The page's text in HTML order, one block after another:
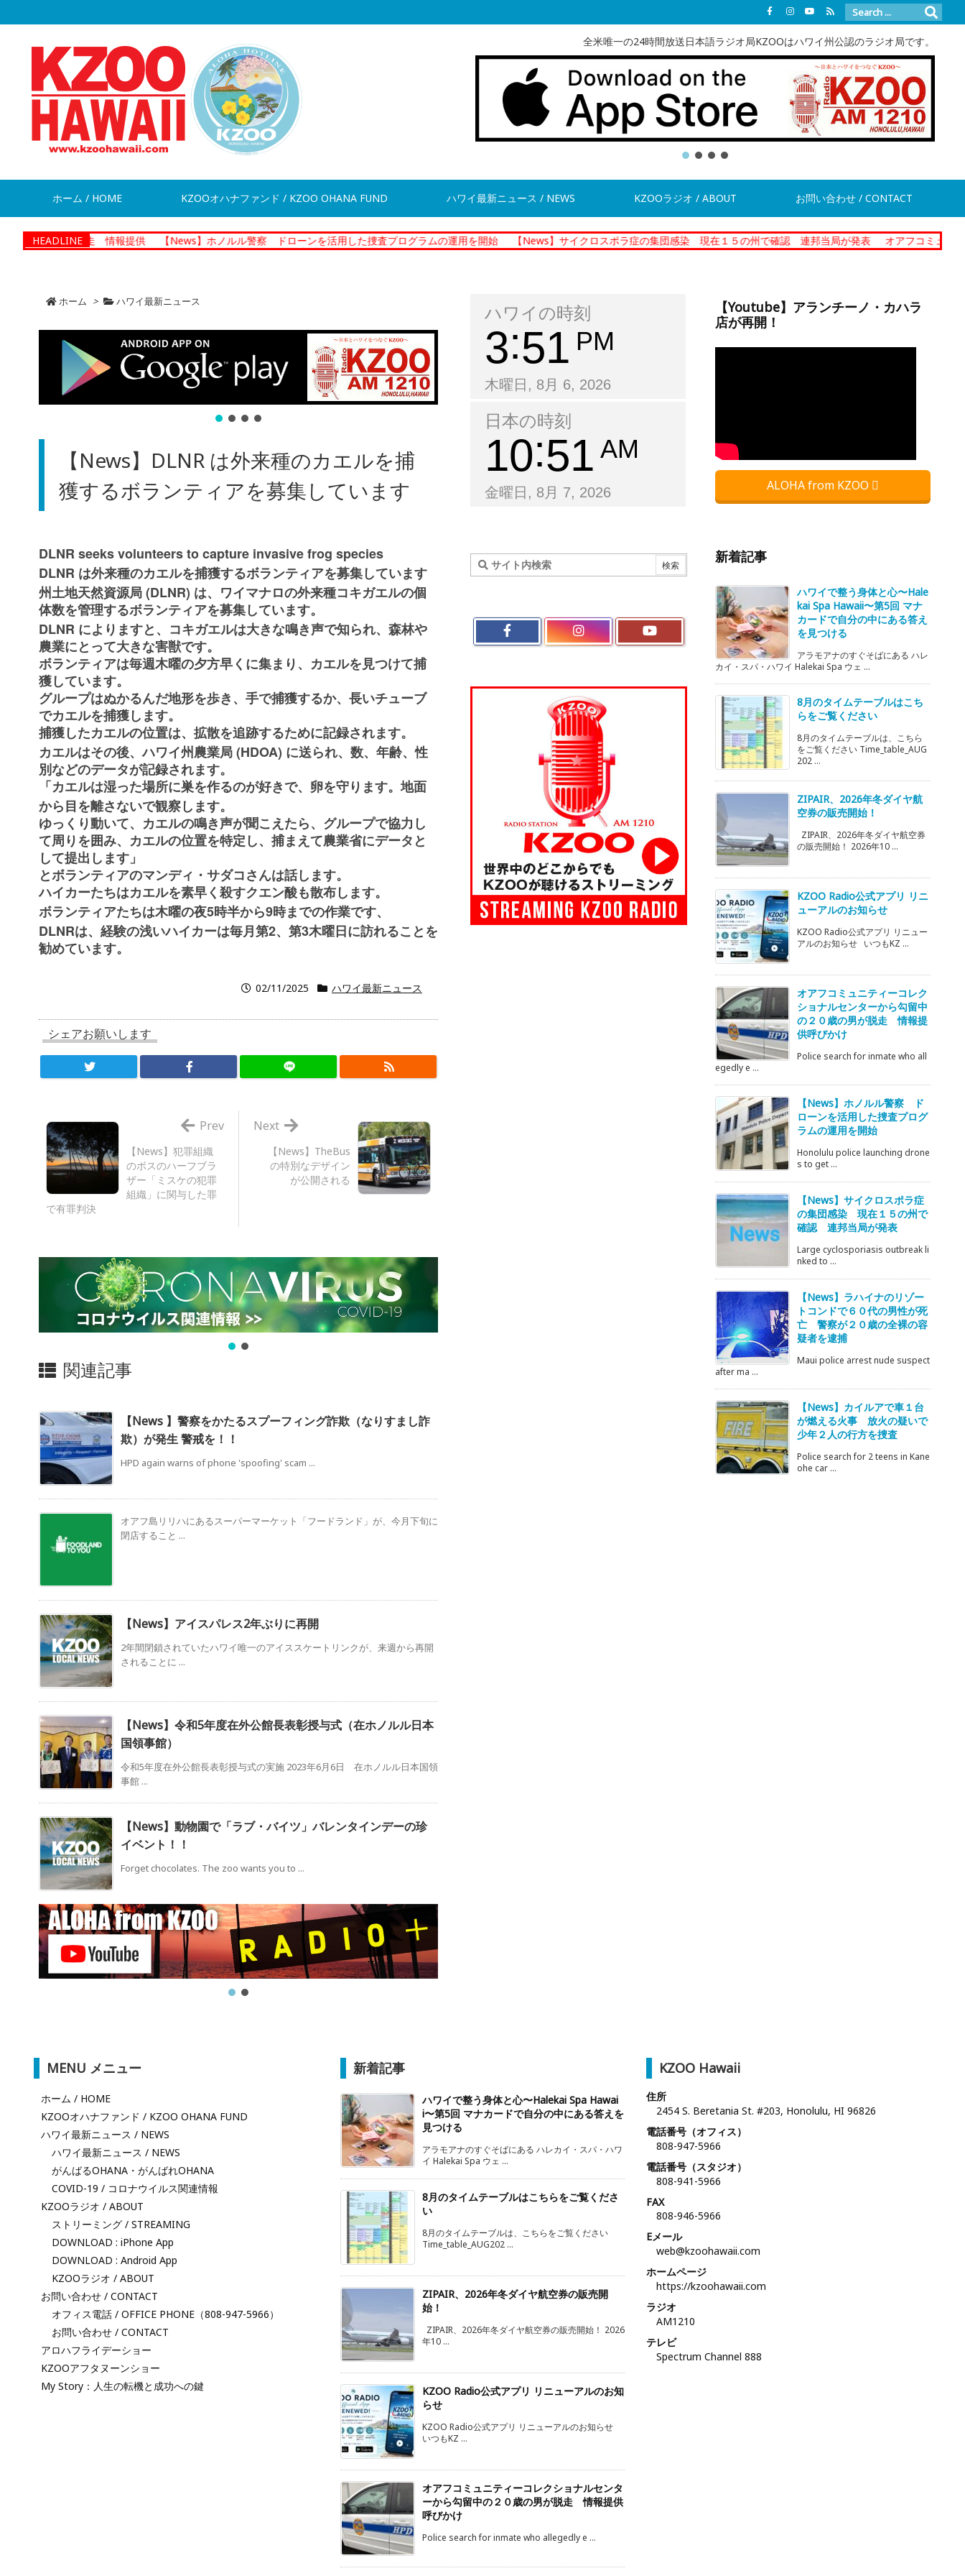
全米唯一の24時間放送日本語ラジオ局KZOOはハワイ州公認のラジオ局です。
ホーム / HOME KZOOオハナファンド / KZOO OHANA FUND ハワイ最新ニュース / NEWS KZOOラジオ / ABOUT お問い合わせ / CONTACT
HEADLINE
が脱走 情報提供 【News】ホノルル警察 ドローンを活用した捜査プログラムの運用を開始 【News】サイクロスポラ症の集団感染 現在１５の州で確認 連邦当局が発表 オアフコミュニティーコレク
ホーム > ハワイ最新ニュース
【News】DLNR は外来種のカエルを捕
獲するボランティアを募集しています
DLNR seeks volunteers to capture invasive frog species
DLNR は外来種のカエルを捕獲するボランティアを募集しています
州土地天然資源局 (DLNR) は、ワイマナロの外来種コキガエルの個
体数を管理するボランティアを募集しています。
DLNR によりますと、コキガエルは大きな鳴き声で知られ、森林や
農業にとって大きな害獣です。
ボランティアは毎週木曜の夕方早くに集まり、カエルを見つけて捕
獲しています。
グループはぬかるんだ地形を歩き、手で捕獲するか、長いチューブ
でカエルを捕獲します。
捕獲したカエルの位置は、拡散を追跡するために記録されます。
カエルはその後、ハワイ州農業局 (HDOA) に送られ、数、年齢、性
別などのデータが記録されます。
「カエルは湿った場所に巣を作るのが好きで、卵を守ります。地面
から目を離さないで観察します。
ゆっくり動いて、カエルの鳴き声が聞こえたら、グループで協力し
て周りを囲み、カエルの位置を特定し、捕まえて農業省にデータと
して提出します」
とボランティアのマンディ・サダコさんは話します。
ハイカーたちはカエルを素早く殺すクエン酸も散布します。
ボランティアたちは木曜の夜5時半から9時までの作業です、
DLNRは、経験の浅いハイカーは毎月第2、第3木曜日に訪れることを
勧めています。
02/11/2025 ハワイ最新ニュース
シェアお願いします
【News】TheBus
の特別なデザイン
が公開される
Next
【News】犯罪組織
のボスのハーフブラ
ザー「ミスケの犯罪
組織」に関与した罪
で有罪判決
Prev
関連記事
【News 】警察をかたるスプーフィング詐欺（なりすまし詐
欺）が発生 警戒を！！
HPD again warns of phone 'spoofing' scam ...
オアフ島リリハにあるスーパーマーケット「フードランド」が、今月下旬に
閉店すること ...
【News】アイスパレス2年ぶりに再開
2年間閉鎖されていたハワイ唯一のアイススケートリンクが、来週から再開
されることに ...
【News】令和5年度在外公館長表彰授与式（在ホノルル日本
国領事館）
令和5年度在外公館長表彰授与式の実施 2023年6月6日 在ホノルル日本国領
事館 ...
【News】動物園で「ラブ・バイツ」バレンタインデーの珍
イベント！！
Forget chocolates. The zoo wants you to ...
ハワイの時刻
3 51 PM
木曜日, 8月 6, 2026
日本の時刻
10 51 AM
金曜日, 8月 7, 2026
【Youtube】アランチーノ・カハラ
店が再開！
ALOHA from KZOO
新着記事
ハワイで整う身体と心〜Hale
kai Spa Hawaii〜第5回 マナ
カードで自分の中にある答え
を見つける
アラモアナのすぐそばにある ハレ
カイ・スパ・ハワイ Halekai Spa ウェ ...
8月のタイムテーブルはこち
らをご覧ください
8月のタイムテーブルは、こちら
をご覧ください Time_table_AUG
202 ...
ZIPAIR、2026年冬ダイヤ航
空券の販売開始！
ZIPAIR、2026年冬ダイヤ航空券
の販売開始！ 2026年10 ...
KZOO Radio公式アプリ リニ
ューアルのお知らせ
KZOO Radio公式アプリ リニュー
アルのお知らせ いつもKZ ...
オアフコミュニティーコレク
ショナルセンターから勾留中
の２０歳の男が脱走 情報提
供呼びかけ
Police search for inmate who all
egedly e ...
【News】ホノルル警察 ド
ローンを活用した捜査プログ
ラムの運用を開始
Honolulu police launching drone
s to get ...
【News】サイクロスポラ症
の集団感染 現在１５の州で
確認 連邦当局が発表
Large cyclosporiasis outbreak li
nked to ...
【News】ラハイナのリゾー
トコンドで６０代の男性が死
亡 警察が２０歳の全裸の容
疑者を逮捕
Maui police arrest nude suspect
after ma ...
【News】カイルアで車１台
が燃える火事 放火の疑いで
少年２人の行方を捜査
Police search for 2 teens in Kane
ohe car ...
MENU メニュー
ホーム / HOME
KZOOオハナファンド / KZOO OHANA FUND
ハワイ最新ニュース / NEWS
ハワイ最新ニュース / NEWS
がんばるOHANA・がんばれOHANA
COVID-19 / コロナウイルス関連情報
KZOOラジオ / ABOUT
ストリーミング / STREAMING
DOWNLOAD : iPhone App
DOWNLOAD : Android App
KZOOラジオ / ABOUT
お問い合わせ / CONTACT
オフィス電話 / OFFICE PHONE（808-947-5966）
お問い合わせ / CONTACT
アロハフライデーショー
KZOOアフタヌーンショー
My Story：人生の転機と成功への鍵
新着記事
ハワイで整う身体と心〜Halekai Spa Hawai
i〜第5回 マナカードで自分の中にある答えを
見つける
アラモアナのすぐそばにある ハレカイ・スパ・ハワ
イ Halekai Spa ウェ ...
8月のタイムテーブルはこちらをご覧くださ
い
8月のタイムテーブルは、こちらをご覧ください
Time_table_AUG202 ...
ZIPAIR、2026年冬ダイヤ航空券の販売開
始！
ZIPAIR、2026年冬ダイヤ航空券の販売開始！ 2026
年10 ...
KZOO Radio公式アプリ リニューアルのお知
らせ
KZOO Radio公式アプリ リニューアルのお知らせ
いつもKZ ...
オアフコミュニティーコレクショナルセンタ
ーから勾留中の２０歳の男が脱走 情報提供
呼びかけ
Police search for inmate who allegedly e ...
KZOO Hawaii
住所
2454 S. Beretania St. #203, Honolulu, HI 96826
電話番号（オフィス）
808-947-5966
電話番号（スタジオ）
808-941-5966
FAX
808-946-5966
Eメール
web@kzoohawaii.com
ホームページ
https://kzoohawaii.com
ラジオ
AM1210
テレビ
Spectrum Channel 888